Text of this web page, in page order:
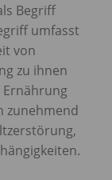
Begriff
umfasst
von
zu ihnen
Ernährung
zunehmend